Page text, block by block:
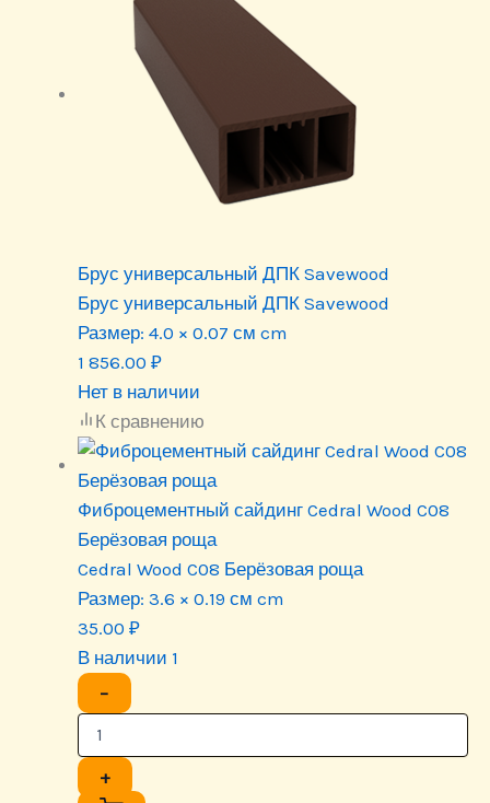
Брус универсальный ДПК Savewood
Брус универсальный ДПК Savewood
Размер: 4.0 × 0.07 см cm
1 856.00 ₽
Нет в наличии
К сравнению
Фиброцементный сайдинг Cedral Wood C08
Берёзовая роща
Cedral Wood C08 Берёзовая роща
Размер: 3.6 × 0.19 см cm
35.00 ₽
В наличии 1
−
+